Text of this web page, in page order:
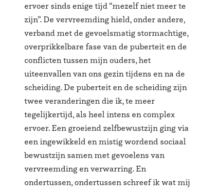
ervoer sinds enige tijd “mezelf niet meer te
zijn”. De vervreemding hield, onder andere,
verband met de gevoelsmatig stormachtige,
overprikkelbare fase van de puberteit en de
conflicten tussen mijn ouders, het
uiteenvallen van ons gezin tijdens en na de
scheiding. De puberteit en de scheiding zijn
twee veranderingen die ik, te meer
tegelijkertijd, als heel intens en complex
ervoer. Een groeiend zelfbewustzijn ging via
een ingewikkeld en mistig wordend sociaal
bewustzijn samen met gevoelens van
vervreemding en verwarring. En
ondertussen, ondertussen schreef ik wat mij